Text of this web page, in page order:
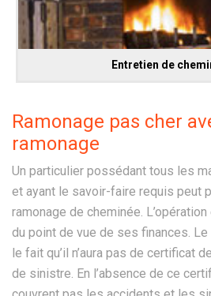
Entretien de
Ramonage pas cher
ramonage
Un particulier possédant tous les
et ayant le savoir-faire requis peut
ramonage de cheminée.
du point de vue de ses finances.
le fait qu’il n’aura pas de certificat
de sinistre. En l’absence de ce